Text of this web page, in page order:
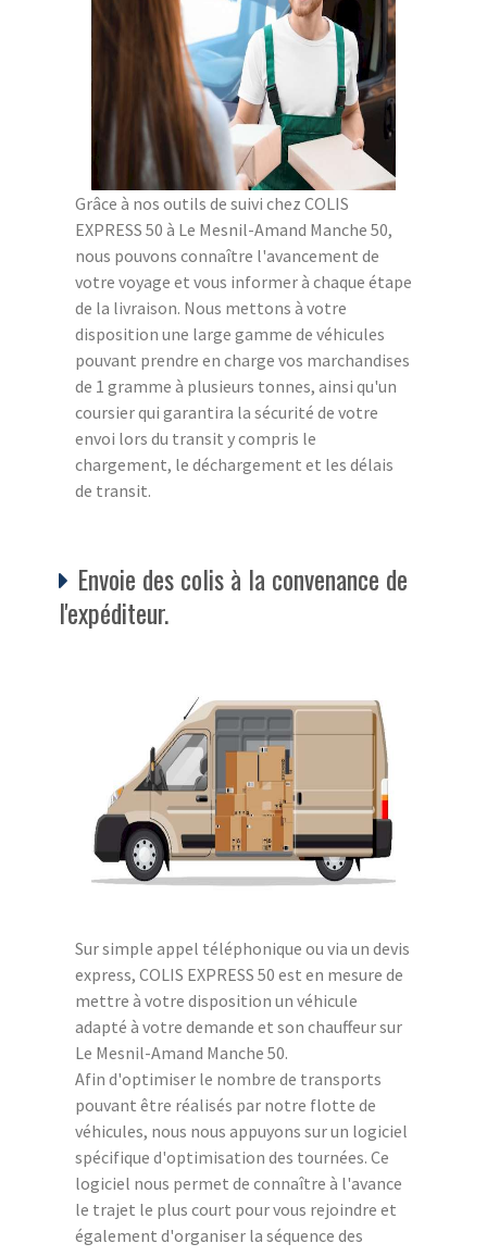
Grâce à nos outils de suivi chez COLIS
EXPRESS 50 à Le Mesnil-Amand Manche 50,
nous pouvons connaître l'avancement de
votre voyage et vous informer à chaque étape
de la livraison. Nous mettons à votre
disposition une large gamme de véhicules
pouvant prendre en charge vos marchandises
de 1 gramme à plusieurs tonnes, ainsi qu'un
coursier qui garantira la sécurité de votre
envoi lors du transit y compris le
chargement, le déchargement et les délais
de transit.
Envoie des colis à la convenance de
l'expéditeur.
Sur simple appel téléphonique ou via un devis
express, COLIS EXPRESS 50 est en mesure de
mettre à votre disposition un véhicule
adapté à votre demande et son chauffeur sur
Le Mesnil-Amand Manche 50.
Afin d'optimiser le nombre de transports
pouvant être réalisés par notre flotte de
véhicules, nous nous appuyons sur un logiciel
spécifique d'optimisation des tournées. Ce
logiciel nous permet de connaître à l'avance
le trajet le plus court pour vous rejoindre et
également d'organiser la séquence des